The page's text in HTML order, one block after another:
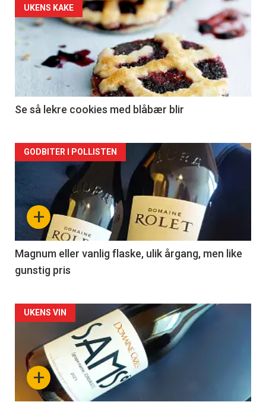
Forsiden
akkurat
nå
2
UKENS KAKE
Se så lekre cookies med blåbær blir
Forsiden
akkurat
nå
3
+
GODBITER I POLLISTEN
Magnum eller vanlig flaske, ulik årgang, men like
gunstig pris
Forsiden
akkurat
nå+
UKENS VIN